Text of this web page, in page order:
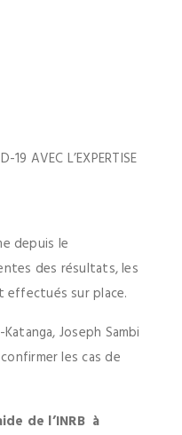
19 AVEC L’EXPERTISE
depuis le
des résultats, les
effectués sur place.
Joseph Sambi
les cas de
de l’INRB à